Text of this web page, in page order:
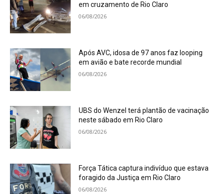
em cruzamento de Rio Claro
06/08/2026
Após AVC, idosa de 97 anos faz looping
em avião e bate recorde mundial
06/08/2026
UBS do Wenzel terá plantão de vacinação
neste sábado em Rio Claro
06/08/2026
Força Tática captura indivíduo que estava
foragido da Justiça em Rio Claro
06/08/2026